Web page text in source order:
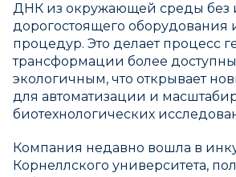
ДНК из окружающей среды без
дорогостоящего оборудования
процедур. Это делает процесс
трансформации более
экологичным, что открывает
для автоматизации и
биотехнологических
Компания недавно вошла в
Корнеллского университета,